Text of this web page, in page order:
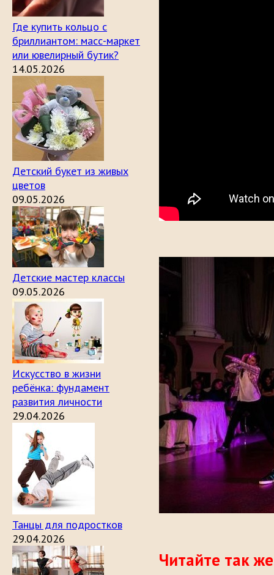
Где купить кольцо с
бриллиантом: масс-маркет
или ювелирный бутик?
14.05.2026
Детский букет из живых
цветов
09.05.2026
Детские мастер классы
09.05.2026
Искусство в жизни
ребёнка: фундамент
развития личности
29.04.2026
Танцы для подростков
29.04.2026
Читайте так